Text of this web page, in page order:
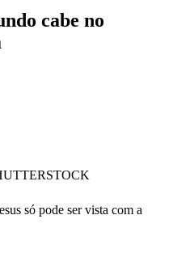
cabe no
só pode ser vista com a